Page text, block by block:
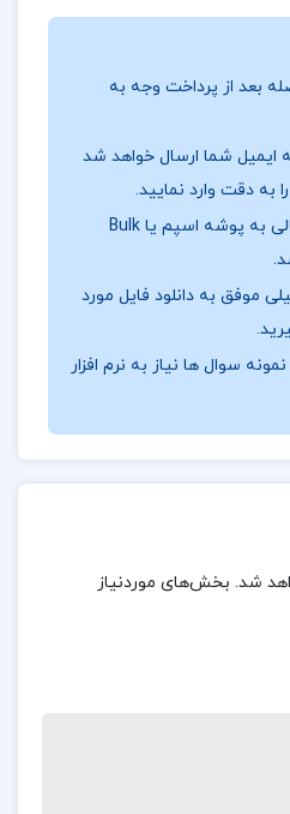
و بررسی اشعار را به دست
های بیشتر همراه
قافیه دکتر سیروس
شمیسا با استفاده از
روشن، مفاهیم پیچیده
ساده و قابل فهم ارائه می‌
و تطور این مباحث
و انواع وزن‌ های شعری و
به صورت عملی و کاربردی
بتوانند این مباحث
اشعار به کار بگیرند.
دکتر سیروس
بعد از پرداخت وجه به
ایمیل شما ارسال خواهد شد
به دقت وارد نمایید.
ممکن است ایمیل ارسالی به پوشه اسپم یا Bulk
موفق به دانلود فایل مورد
برای باز کردن فایل ZIP نمونه سوال ها نیاز به نرم افزار
شد. بخش‌های موردنیاز